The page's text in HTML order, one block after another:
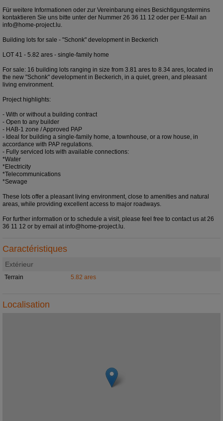
Für weitere Informationen oder zur Vereinbarung eines Besichtigungstermins
kontaktieren Sie uns bitte unter der Nummer 26 36 11 12 oder per E-Mail an
info@home-project.lu.
Building lots for sale - "Schonk" development in Beckerich
LOT 41 - 5.82 ares - single-family home
For sale: 16 building lots ranging in size from 3.81 ares to 8.34 ares, located in
the new "Schonk" development in Beckerich, in a quiet, green, and pleasant
living environment.
Project highlights:
- With or without a building contract
- Open to any builder
- HAB-1 zone / Approved PAP
- Ideal for building a single-family home, a townhouse, or a row house, in
accordance with PAP regulations.
- Fully serviced lots with available connections:
*Water
*Electricity
*Telecommunications
*Sewage
These lots offer a pleasant living environment, close to amenities and natural
areas, while providing excellent access to major roadways.
For further information or to schedule a visit, please feel free to contact us at 26
36 11 12 or by email at info@home-project.lu.
Caractéristiques
Extérieur
Terrain 5.82 ares
Localisation